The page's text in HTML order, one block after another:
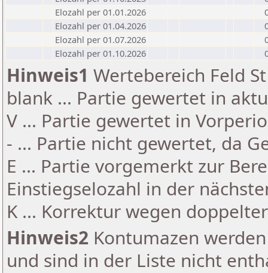
Elozahl per 01.01.2026
Elozahl per 01.04.2026
Elozahl per 01.07.2026
Elozahl per 01.10.2026
Hinweis1 Wertebereich Feld
blank ... Partie gewertet in
V ... Partie gewertet in
- ... Partie nicht gewertet, da
E ... Partie vorgemerkt zur
Einstiegselozahl in der
K ... Korrektur wegen
Hinweis2 Kontumazen
und sind in der Liste nicht